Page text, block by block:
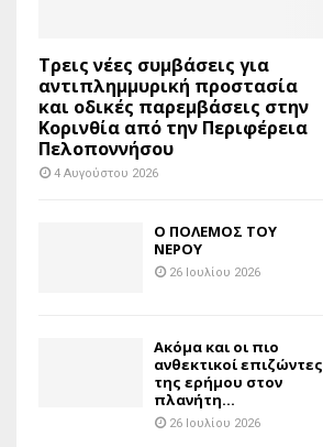
Τρεις νέες συμβάσεις για
αντιπλημμυρική προστασία
και οδικές παρεμβάσεις στην
Κορινθία από την Περιφέρεια
Πελοποννήσου
4 Αυγούστου 2026
Ο ΠΟΛΕΜΟΣ ΤΟΥ
ΝΕΡΟΥ
26 Ιουλίου 2026
Ακόμα και οι πιο
ανθεκτικοί επιζώντες
της ερήμου στον
πλανήτη...
26 Ιουλίου 2026